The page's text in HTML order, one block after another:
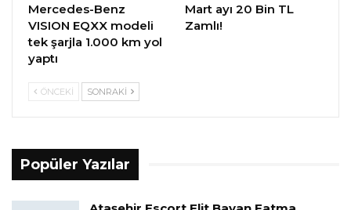
Mercedes-Benz
VISION EQXX modeli
tek şarjla 1.000 km yol
yaptı
Mart ayı 20 Bin TL
Zamlı!
ÖNCEKI SONRAKI
Popüler Yazılar